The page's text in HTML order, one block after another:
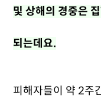
및 상해의 경중은
되는데요.
피해자들이 약 2주